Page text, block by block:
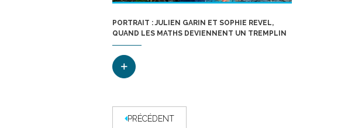
PORTRAIT : JULIEN GARIN ET SOPHIE REVEL,
QUAND LES MATHS DEVIENNENT UN TREMPLIN
PRÉCÉDENT